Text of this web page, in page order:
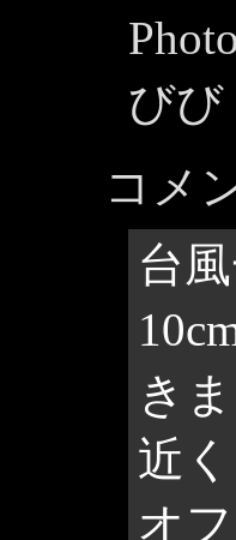
びび
コメ
台
き
近
オ